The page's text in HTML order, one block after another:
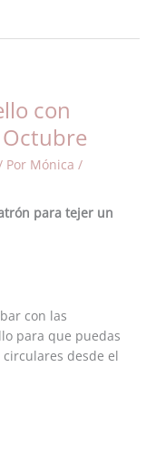
con
Por Mónica/
para tejer un
con las
para que puedas
desde el